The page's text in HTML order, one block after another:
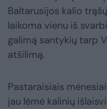
Baltarusijos kalio
laikoma vienu iš
galimą santykių tarp
atšilimą.
Pastaraisiais
jau lėmė kalinių